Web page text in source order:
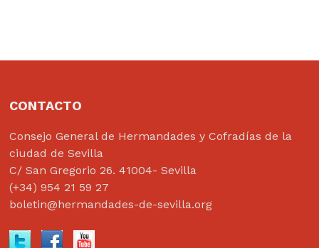
CONTACTO
Consejo General de Hermandades y Cofradías de la
ciudad de Sevilla
C/ San Gregorio 26. 41004- Sevilla
(+34) 954 21 59 27
boletin@hermandades-de-sevilla.org